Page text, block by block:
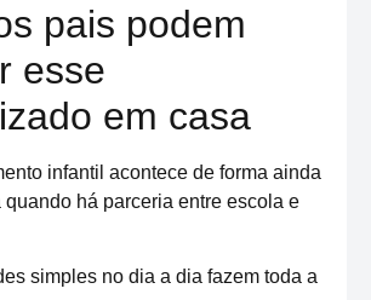
pais podem
esse
em casa
infantil acontece de forma ainda
quando há parceria entre escola e
simples no dia a dia fazem toda a